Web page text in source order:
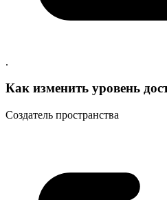
.
Как изменить уровень
Создатель пространства